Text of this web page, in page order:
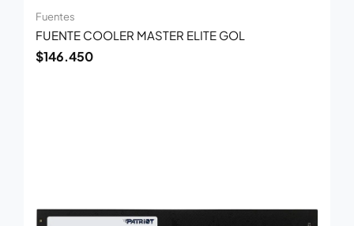
Fuentes
FUENTE COOLER MASTER ELITE GOL
$146.450